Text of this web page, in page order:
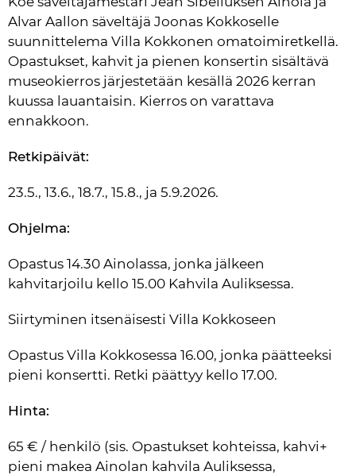
Alvar Aallon säveltäjä Joonas Kokkoselle
suunnittelema Villa Kokkonen omatoimiretkellä.
Opastukset, kahvit ja pienen konsertin sisältävä
museokierros järjestetään kesällä 2026 kerran
kuussa lauantaisin. Kierros on varattava
ennakkoon.
Retkipäivät:
23.5., 13.6., 18.7., 15.8., ja 5.9.2026.
Ohjelma:
Opastus 14.30 Ainolassa, jonka jälkeen
kahvitarjoilu kello 15.00 Kahvila Auliksessa.
Siirtyminen itsenäisesti Villa Kokkoseen
Opastus Villa Kokkosessa 16.00, jonka päätteeksi
pieni konsertti. Retki päättyy kello 17.00.
Hinta:
65 € / henkilö (sis. Opastukset kohteissa, kahvi+
pieni makea Ainolan kahvila Auliksessa,